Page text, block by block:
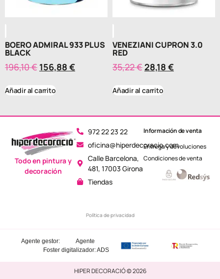
BOERO ADMIRAL 933 PLUS
BLACK
196,10€ 156,88 €
Añadir al carrito
VENEZIANI CUPRON 3.0
RED
35,22€ 28,18 €
Añadir al carrito
972 22 23 22
oficina@hiperdecoracio.com
Calle Barcelona, ​​
481, 17003 Girona
Tiendas
Política de privacidad
Todo en pintura y
decoración
Información de venta
Entrega y devoluciones
Condiciones de venta
Agente
digitalizador: ADS
Agente gestor:
Foster
HIPER DECORACIÓ © 2026